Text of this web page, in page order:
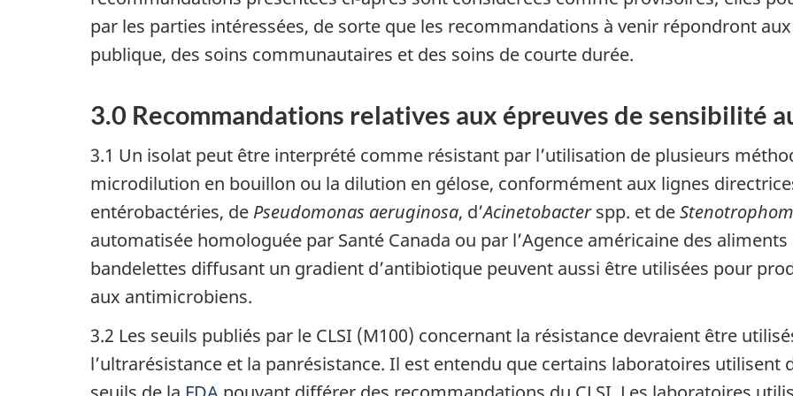
par les parties intéressées, de sorte que les recommandations à venir répondront
publique, des soins communautaires et des soins de courte durée.
3.0 Recommandations relatives aux épreuves de sensibilité
3.1 Un isolat peut être interprété comme résistant par l’utilisation de plusieurs
microdilution en bouillon ou la dilution en gélose, conformément aux lignes
entérobactéries, de Pseudomonas aeruginosa, d’Acinetobacterspp. et de
automatisée homologuée par Santé Canada ou par l’Agence américaine des
bandelettes diffusant un gradient d’antibiotique peuvent aussi être utilisées pour
aux antimicrobiens.
3.2 Les seuils publiés par le CLSI (M100) concernant la résistance devraient être
l’ultrarésistance et la panrésistance. Il est entendu que certains laboratoires utilisent